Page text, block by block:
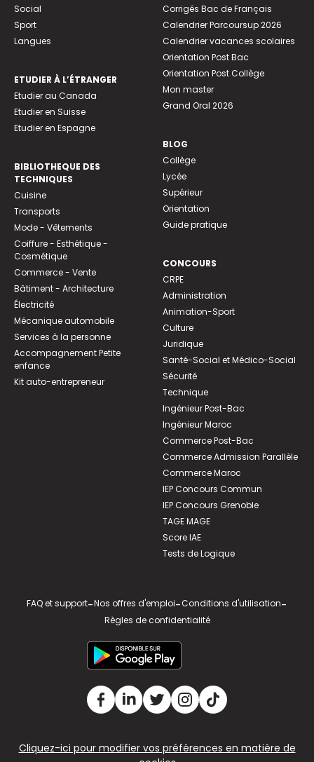
Social
Sport
Langues
ETUDIER À L’ÉTRANGER
Etudier au Canada
Etudier en Suisse
Etudier en Espagne
BIBLIOTHEQUE DES
TECHNIQUES
Cuisine
Transports
Mode - Vêtements
Coiffure - Esthétique -
Cosmétique
Commerce - Vente
Bâtiment - Architecture
Électricité
Mécanique automobile
Services à la personne
Accompagnement Petite
enfance
Kit auto-entrepreneur
Corrigés Bac de Français
Calendrier Parcoursup 2026
Calendrier vacances scolaires
Orientation Post Bac
Orientation Post Collège
Mon master
Grand Oral 2026
BLOG
Collège
Lycée
Supérieur
Orientation
Guide pratique
CONCOURS
CRPE
Administration
Animation-Sport
Culture
Juridique
Santé-Social et Médico-Social
Sécurité
Technique
Ingénieur Post-Bac
Ingénieur Maroc
Commerce Post-Bac
Commerce Admission Parallèle
Commerce Maroc
IEP Concours Commun
IEP Concours Grenoble
TAGE MAGE
Score IAE
Tests de Logique
FAQ et support-Nos offres d'emploi-Conditions d'utilisation-
Règles de confidentialité
Cliquez-ici pour modifier vos préférences en matière de